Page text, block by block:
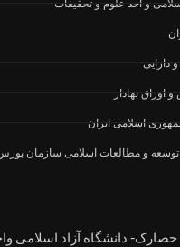
و احد علوم و تحقیفات
دارایی
اوراق بهادار
اسلامی ایران
و مطالعات اسلامی سازمان
حصارک- دانشگاه آزاد اسلامی